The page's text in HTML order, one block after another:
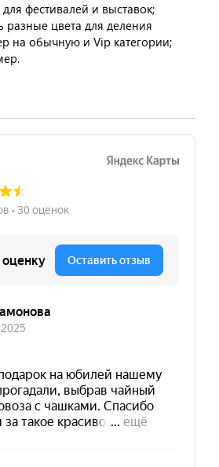
фестивалей и выставок;
цвета для деления
на обычную и Vip категории;